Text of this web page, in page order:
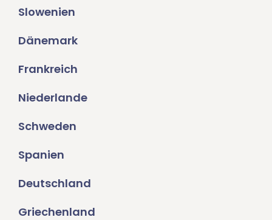
Slowenien
Dänemark
Frankreich
Niederlande
Schweden
Spanien
Deutschland
Griechenland